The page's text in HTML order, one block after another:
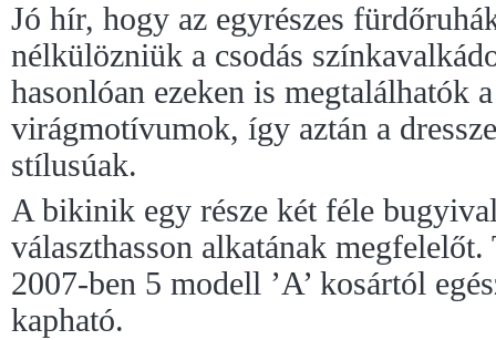
Jó hír, hogy az egyrészes
nélkülözniük a csodás
hasonlóan ezeken is megtalálhatók
virágmotívumok, így aztán a
stílusúak.
A bikinik egy része két féle
választhasson alkatának
2007-ben 5 modell ’A’ kosártól
kapható.